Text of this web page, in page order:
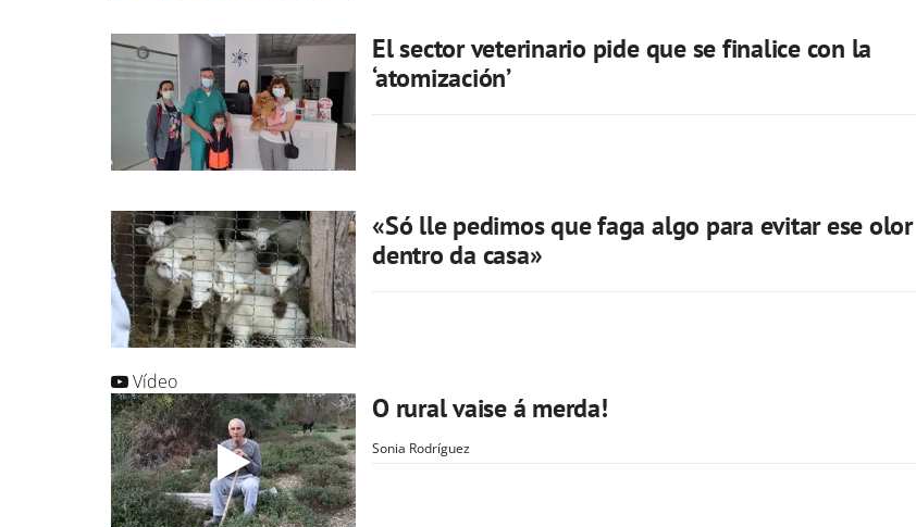
El sector veterinario pide que se finalice con la
‘atomización’
«Só lle pedimos que faga algo para evitar ese olor
dentro da casa»
Vídeo
O rural vaise á merda!
Sonia Rodríguez